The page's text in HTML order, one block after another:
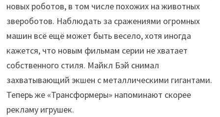
новых роботов, в том числе похожих на животных
звероботов. Наблюдать за сражениями огромных
машин всё ещё может быть весело, хотя иногда
кажется, что новым фильмам серии не хватает
собственного стиля. Майкл Бэй снимал
захватывающий экшен с металлическими гигантами.
Теперь же «Трансформеры» напоминают скорее
рекламу игрушек.